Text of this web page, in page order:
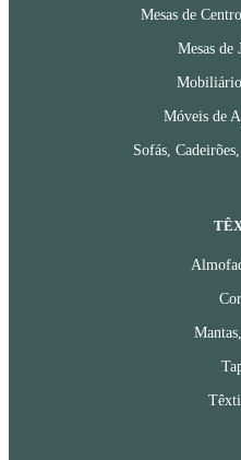
Mesas de
Mesas de
Móveis de
Sofás,